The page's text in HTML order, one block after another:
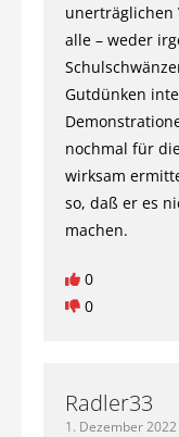
unerträglichen
alle – weder
Gutdünken
nochmal für
wirksam
so, daß er es
machen.
0
0
Radler33
1. Dezember